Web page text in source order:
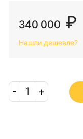
340 000 ₽
Нашли дешевле?
- 1 +